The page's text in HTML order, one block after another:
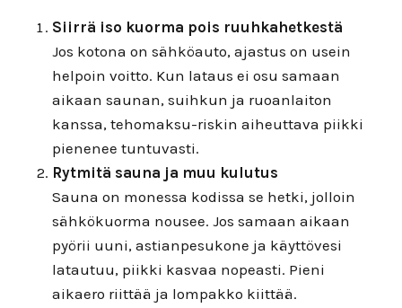
Siirrä iso kuorma pois ruuhkahetkestä
Jos kotona on sähköauto, ajastus on usein
helpoin voitto. Kun lataus ei osu samaan
aikaan saunan, suihkun ja ruoanlaiton
kanssa, tehomaksu-riskin aiheuttava piikki
pienenee tuntuvasti.
Rytmitä sauna ja muu kulutus
Sauna on monessa kodissa se hetki, jolloin
sähkökuorma nousee. Jos samaan aikaan
pyörii uuni, astianpesukone ja käyttövesi
latautuu, piikki kasvaa nopeasti. Pieni
aikaero riittää ja lompakko kiittää.